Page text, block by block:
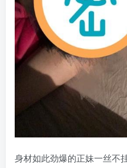
身材如此劲爆的正妹一丝不